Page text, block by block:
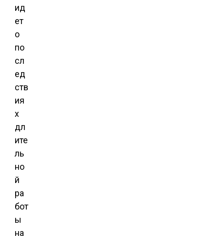
ид
ет
о
по
сл
ед
ств
ия
х
дл
ите
ль
но
й
ра
бот
ы
на